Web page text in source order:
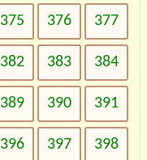
375 376 377
382 383 384
389 390 391
396 397 398